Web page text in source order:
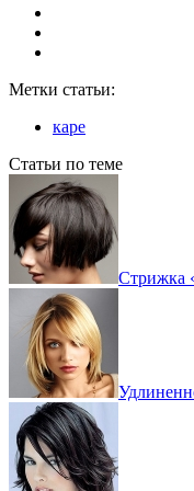
Метки статьи:
каре
Статьи по теме
Стрижка